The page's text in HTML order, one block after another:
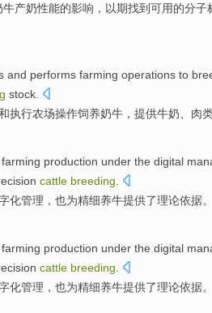
牛产奶性能的影响 ，以期找到可用的分子
and performs farming operations to
stock.
执行农场操作饲养奶牛， 提供牛奶、 肉
farming production under the digital
cattle breeding
化管理 ， 也为精细养牛提供了理论依据。
farming production under the digital
cattle breeding
化管理 ， 也为精细养牛提供了理论依据。